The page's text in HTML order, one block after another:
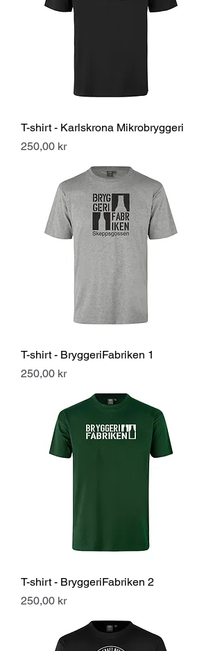
T-shirt - Karlskrona Mikrobryggeri
Pris
250,00 kr
T-shirt - BryggeriFabriken 1
Pris
250,00 kr
T-shirt - BryggeriFabriken 2
Pris
250,00 kr